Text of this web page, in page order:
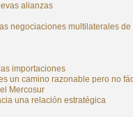
alianzas
negociaciones multilaterales
importaciones
un camino razonable pero no
Mercosur
una relación estratégica